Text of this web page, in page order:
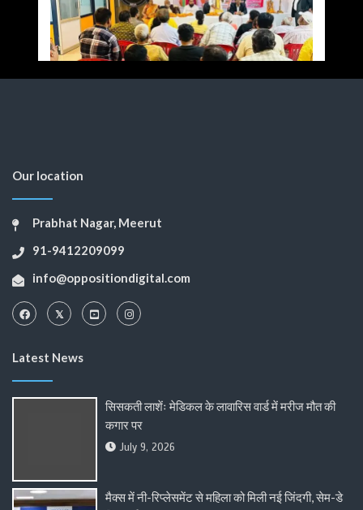
Our location
Prabhat Nagar, Meerut
91-9412209099
info@oppositiondigital.com
Latest News
सिसकती लाशेंः मेडिकल के लावारिस वार्ड में मरीज मौत की
कगार पर
July 9, 2026
मैक्स में नी-रिप्लेसमेंट से महिला को मिली नई जिंदगी, सेम-डे